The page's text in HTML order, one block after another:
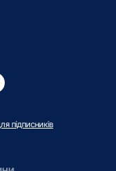
підписників